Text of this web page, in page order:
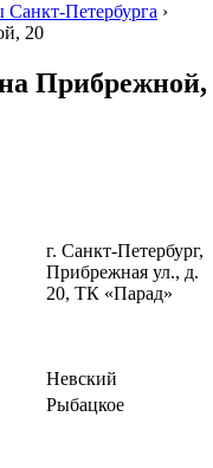
Петербурга ›
20
Прибрежной,
г. Санкт-Петербург,
Прибрежная ул., д.
20, ТК «Парад»
Невский
Рыбацкое